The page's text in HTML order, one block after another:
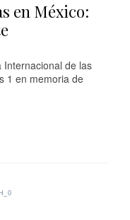
en México:
de las
1 en memoria de